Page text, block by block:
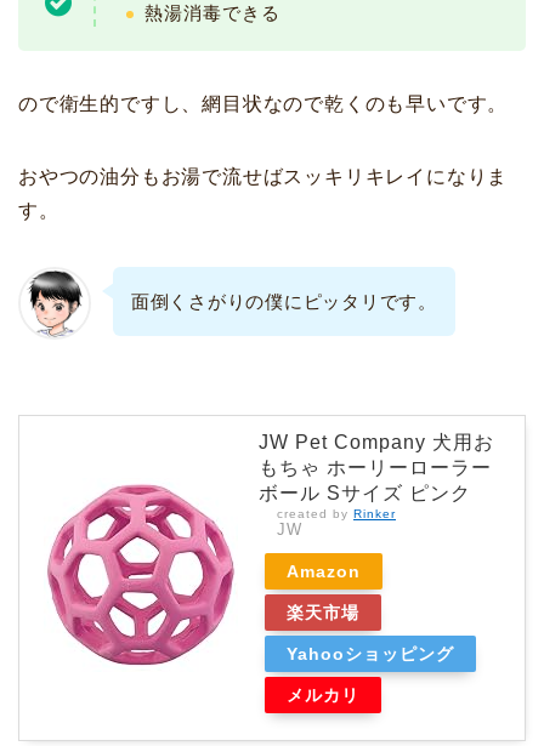
熱湯消毒できる
ので衛生的ですし、網目状なので乾くのも早いです。
おやつの油分もお湯で流せばスッキリキレイになりま
す。
面倒くさがりの僕にピッタリです。
JW Pet Company 犬用お
もちゃ ホーリーローラー
ボール Sサイズ ピンク
created by Rinker
JW
Amazon
楽天市場
Yahooショッピング
メルカリ